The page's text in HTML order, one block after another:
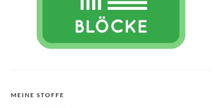
MEINE STOFFE